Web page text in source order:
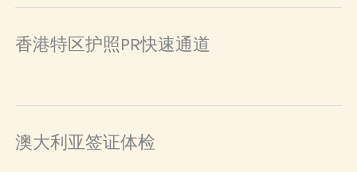
香港特区护照PR快速通道
澳大利亚签证体检